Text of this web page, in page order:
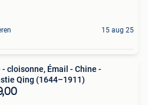
15 aug 25
- cloisonne, Émail - Chine -
Qing (1644–1911)